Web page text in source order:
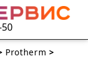
Protherm >